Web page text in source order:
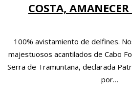
COSTA,
100% avistamiento de delfines.
majestuosos acantilados de Cabo
Serra de Tramuntana, declarada
por…